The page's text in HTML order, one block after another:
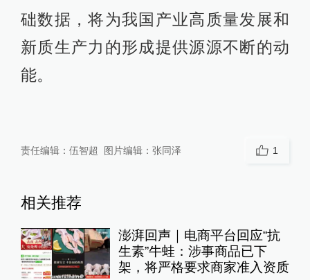
础数据，将为我国产业高质量发展和
新质生产力的形成提供源源不断的动
能。
责任编辑： 伍智超 图片编辑： 张同泽 1
相关推荐
澎湃回声｜电商平台回应“抗
生素”牛蛙：涉事商品已下
架，将严格要求商家准入资质